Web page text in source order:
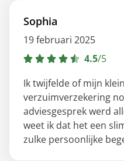
Sophia
19 februari 2025
4.5/5
Ik twijfelde of mijn
verzuimverzekering
adviesgesprek werd
weet ik dat het een
zulke persoonlijke